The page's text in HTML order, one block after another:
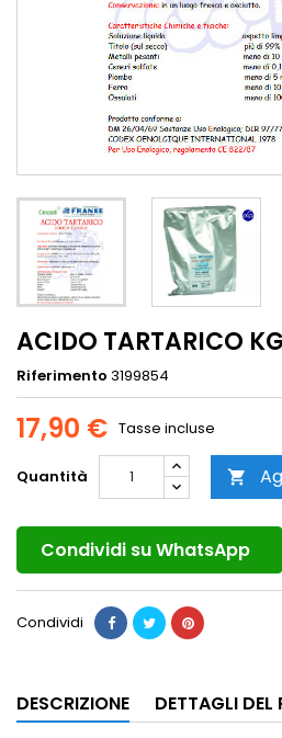
ACIDO TARTARICO
Riferimento 3199854
17,90 € Tasse incluse
Quantità 
Condividi su WhatsApp
Condividi
DESCRIZIONE DETTAGLI